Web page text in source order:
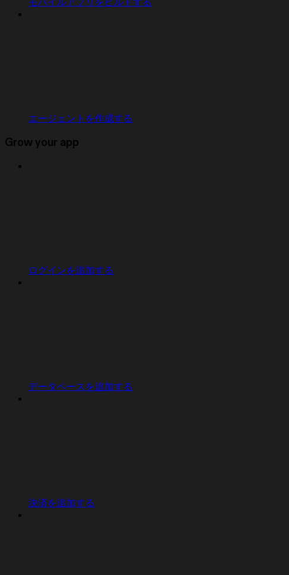
エージェントを作成する
Grow your app
ログインを追加する
データベースを追加する
決済を追加する